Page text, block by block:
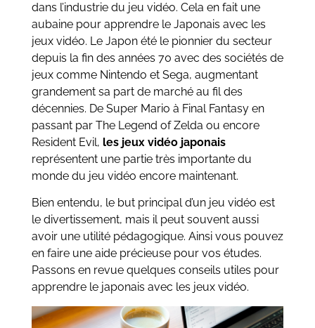
dans l’industrie du jeu vidéo. Cela en fait une
aubaine pour apprendre le Japonais avec les
jeux vidéo. Le Japon été le pionnier du secteur
depuis la fin des années 70 avec des sociétés de
jeux comme Nintendo et Sega, augmentant
grandement sa part de marché au fil des
décennies. De Super Mario à Final Fantasy en
passant par The Legend of Zelda ou encore
Resident Evil, les jeux vidéo japonais
représentent une partie très importante du
monde du jeu vidéo encore maintenant.
Bien entendu, le but principal d’un jeu vidéo est
le divertissement, mais il peut souvent aussi
avoir une utilité pédagogique. Ainsi vous pouvez
en faire une aide précieuse pour vos études.
Passons en revue quelques conseils utiles pour
apprendre le japonais avec les jeux vidéo.